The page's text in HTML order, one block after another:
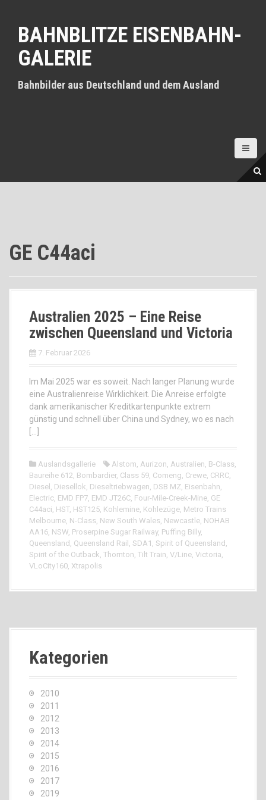
t
BAHNBLITZE EISENBAHN-
GALERIE
Bahnbilder aus Deutschland und dem Ausland
GE C44aci
Australien 2025 – Eine Reise
zwischen Queensland und Victoria
7. Februar 2026
Im Mai 2025 war es soweit. Nach langer Planung wurde
eine Australienreise Wirklichkeit. Die Anreise erfolgte
dank amerikanischer Kreditkartenpunkte extrem
günstig und schnell über China und Sydney, wo es nach
Auslandsgallerie Alstom, Aurizon, Australien, B-Class,
Baureihe 612, Bombardier, Class 59, Comeng, Crewe, CRRC,
Diesel , Diesellok, Dieseltriebwagen, DSB MZ, Eisenbahn,
Electric, EMD FP7, EMD JT26C, Four-Mile-Creek-Mine, GE
C44aci, HST, HST125, Kohlemine, Kohlezüge, Metro Trains
Melbourne, N-Class, New South Wales, Newcastle, NOHAB
AA16, NSW, Proserpine Sugar Railway, Puffing Billy,
Queensland , Queensland Rail , SDA1 , Spirit of Queensland ,
Spirit of the Outback, Thornton, Tilt Train, V/Line, Victoria,
VLoCity160, Xtrapolis
Kategorien
2010
2011
2012
2013
2014
2015
2016
2017
2019